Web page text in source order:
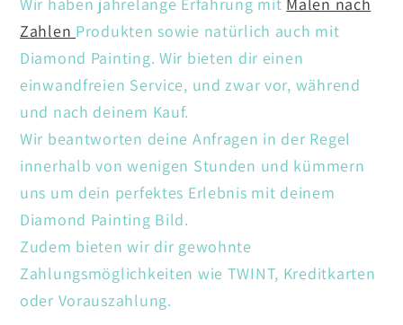
Wir haben jahrelange Erfahrung mit Malen nach
Zahlen Produkten sowie natürlich auch mit
Diamond Painting. Wir bieten dir einen
einwandfreien Service, und zwar vor, während
und nach deinem Kauf.
Wir beantworten deine Anfragen in der Regel
innerhalb von wenigen Stunden und kümmern
uns um dein perfektes Erlebnis mit deinem
Diamond Painting Bild.
Zudem bieten wir dir gewohnte
Zahlungsmöglichkeiten wie TWINT, Kreditkarten
oder Vorauszahlung.